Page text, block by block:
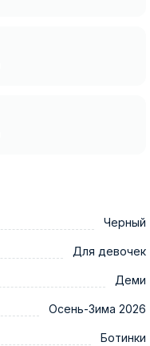
Черный
Для девочек
Деми
Осень-Зима 2026
Ботинки